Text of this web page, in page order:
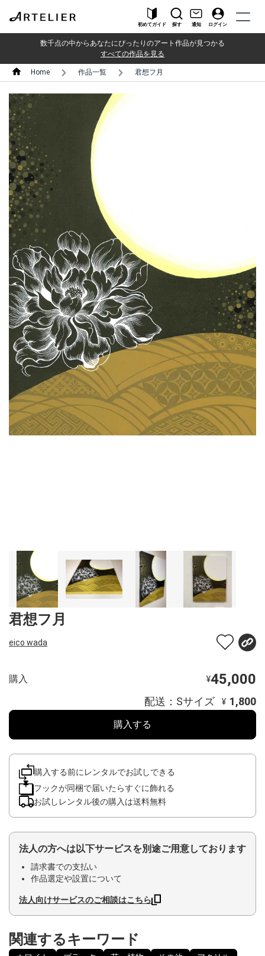
初めてガイド 探す 通知 ログイン
数千点の中からあなたにぴったりのアート作品が見つかる
すべての作品を見る
Home 作品一覧 君想フ月
君想フ月
eico wada
購入 ¥45,000
配送：Sサイズ ¥ 1,800
購入する
購入する前にレンタルでお試しできる
フックが同梱で届いたらすぐに飾れる
お試しレンタル後の購入は送料無料
法人の方へは以下サービスを別途ご用意しております
請求書での支払い
作品選定や設置について
法人向けサービスのご相談はこちら
関連するキーワード